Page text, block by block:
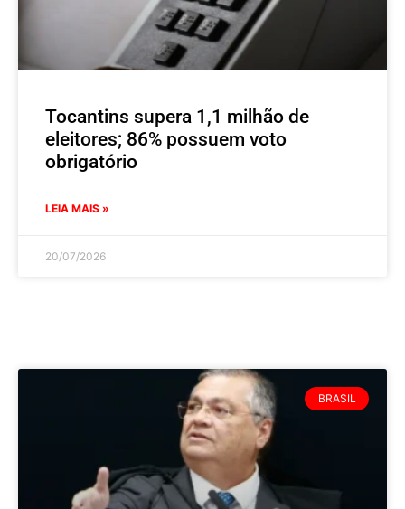
Tocantins supera 1,1 milhão de
eleitores; 86% possuem voto
obrigatório
LEIA MAIS »
20/07/2026
BRASIL